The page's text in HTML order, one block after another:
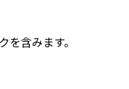
含みます。